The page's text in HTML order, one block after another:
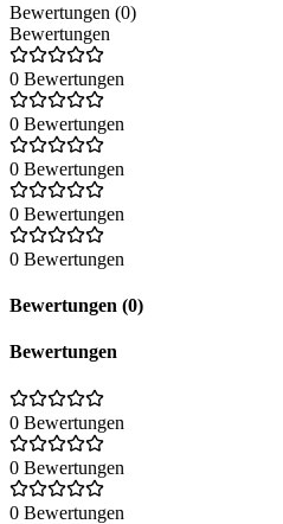
Bewertungen (0)
Bewertungen
0 Bewertungen
0 Bewertungen
0 Bewertungen
0 Bewertungen
0 Bewertungen
Bewertungen (0)
Bewertungen
0 Bewertungen
0 Bewertungen
0 Bewertungen